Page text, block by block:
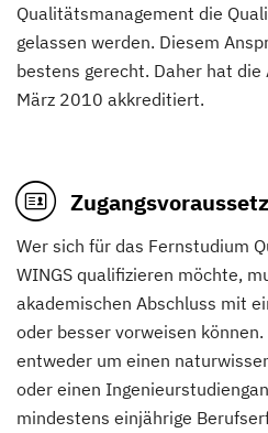
Qualitätsmanagement die
gelassen werden. Diesem
bestens gerecht. Daher hat
März 2010 akkreditiert.
Wer sich für das Fernstudium
WINGS qualifizieren möchte,
akademischen Abschluss mit
oder besser vorweisen können.
entweder um einen
oder einen
mindestens einjährige